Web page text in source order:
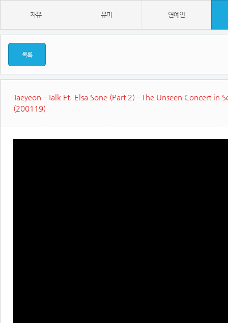
자유 유머 연예인
목록
Taeyeon - Talk Ft. Elsa Sone (Part 2) - The Unseen Concert in
(200119)